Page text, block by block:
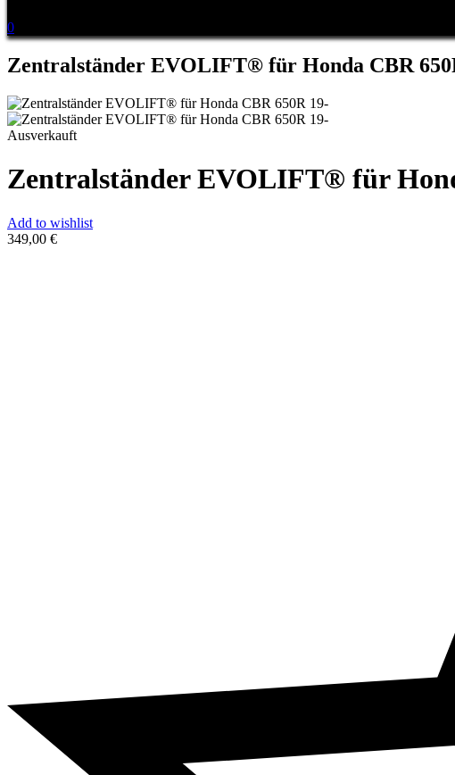
0
Zentralständer EVOLIFT® für Honda CBR
Ausverkauft
Zentralständer EVOLIFT® für
Add to wishlist
349,00 €